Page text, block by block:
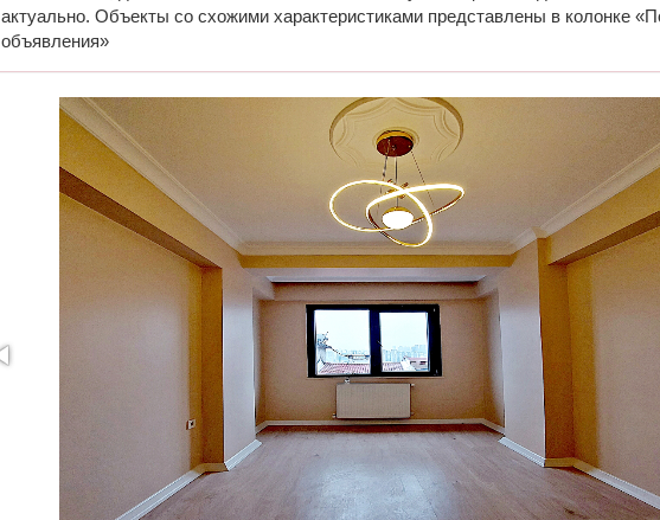
актуально. Объекты со схожими характеристиками представлены в колонке
объявления»